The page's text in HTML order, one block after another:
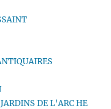
DE L'ARC HE